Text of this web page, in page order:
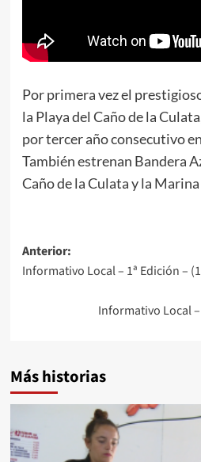
Por primera vez el
la Playa del Caño de la
por tercer año consecutivo
También estrenan Bandera
Caño de la Culata y la
Anterior:
Informativo Local – 1ª Edición –
Informativo Local
Más historias